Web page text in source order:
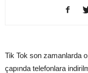
Tik Tok son zamanlarda
çapında telefonlara